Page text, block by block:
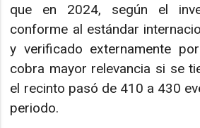
que en 2024, según el
conforme al estándar
y verificado externamente
cobra mayor relevancia si se
el recinto pasó de 410 a 430
periodo.